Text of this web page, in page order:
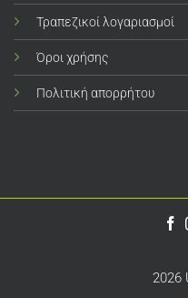
Τραπεζικοί λογαριασμοί
Όροι χρήσης
Πολιτική απορρήτου
2026